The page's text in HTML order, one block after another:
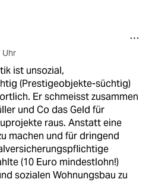
Uhr
ist unsozial,
(Prestigeobjekte-süchtig)
Er schmeisst zusammen
und Co das Geld für
raus. Anstatt eine
machen und für dringend
(10 Euro mindestlohn!)
sozialen Wohnungsbau zu